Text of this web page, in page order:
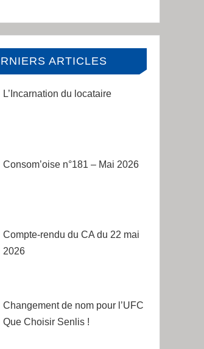
ARTICLES
L’Incarnation du locataire
Consom’oise n°181 – Mai 2026
Compte-rendu du CA du 22 mai
2026
Changement de nom pour l’UFC
Que Choisir Senlis !